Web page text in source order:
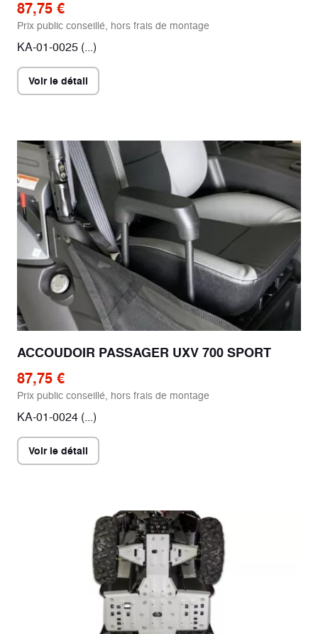
87,75 €
Prix public conseillé, hors frais de montage
KA-01-0025 (...)
Voir le détail
ACCOUDOIR PASSAGER UXV 700 SPORT
87,75 €
Prix public conseillé, hors frais de montage
KA-01-0024 (...)
Voir le détail